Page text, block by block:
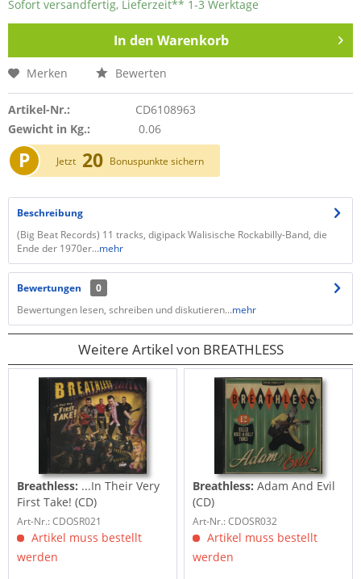
Sofort versandfertig, Lieferzeit** 1-3 Werktage
In den Warenkorb
Merken Bewerten
Artikel-Nr.:
CD6108963
Gewicht in Kg.:
0.06
P Jetzt 20 Bonuspunkte sichern
Beschreibung
(Big Beat Records) 11 tracks, digipack Walisische Rockabilly-Band, die
Ende der 1970er...mehr
Bewertungen
0
Bewertungen lesen, schreiben und diskutieren...mehr
Weitere Artikel von BREATHLESS
Breathless: ...In Their Very
First Take! (CD)
Art-Nr.: CDOSR021
Artikel muss bestellt
werden
Breathless: Adam And Evil
(CD)
Art-Nr.: CDOSR032
Artikel muss bestellt
werden